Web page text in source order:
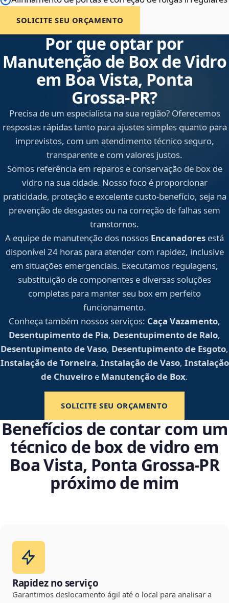
SOLICITE SEU ORÇAMENTO
Por que optar por
Manutenção de Box de Vidro
em Boa Vista, Ponta
Grossa‑PR?
Precisa de um especialista na sua região? Oferecemos
respostas rápidas tanto para ajustes simples quanto para
imprevistos, com um atendimento técnico seguro,
transparente e com valores justos.
Somos referência em reparos e conservação de box de
vidro na sua cidade. Nosso foco é proporcionar
praticidade, proteção e excelente custo-benefício, seja na
prevenção de desgastes ou na correção de falhas sem
transtornos.
A equipe de manutenção dos nossos Encanadores está
disponível 24 horas para atender com rapidez, inclusive
em situações emergenciais. Executamos regulagens,
substituição de componentes e diversas soluções
completas para manter seu box em perfeito
funcionamento.
Conheça também nossos serviços: Caça Vazamento,
Desentupimento de Pia, Desentupimento de Ralo,
Desentupimento de Vaso, Desentupimento de Esgoto,
Instalação de Torneira, Instalação de Vaso, Instalação
de Chuveiro e Manutenção de Box.
SOLICITE SEU ORÇAMENTO
Benefícios de contar com um
técnico de box de vidro em
Boa Vista, Ponta Grossa‑PR
próximo de mim
Rapidez no serviço
Garantimos deslocamento ágil até o local para analisar a